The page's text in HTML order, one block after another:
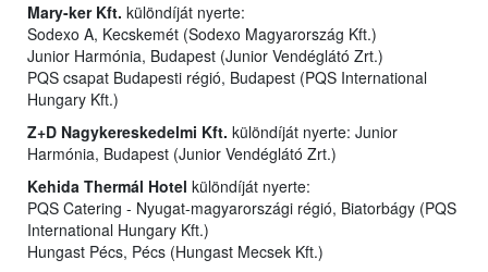
Mary-ker Kft. különdíját nyerte:
Sodexo A, Kecskemét (Sodexo Magyarország Kft.)
Junior Harmónia, Budapest (Junior Vendéglátó Zrt.)
PQS csapat Budapesti régió, Budapest (PQS International
Hungary Kft.)
Z+D Nagykereskedelmi Kft. különdíját nyerte: Junior
Harmónia, Budapest (Junior Vendéglátó Zrt.)
Kehida Thermál Hotel különdíját nyerte:
PQS Catering - Nyugat-magyarországi régió, Biatorbágy (PQS
International Hungary Kft.)
Hungast Pécs, Pécs (Hungast Mecsek Kft.)